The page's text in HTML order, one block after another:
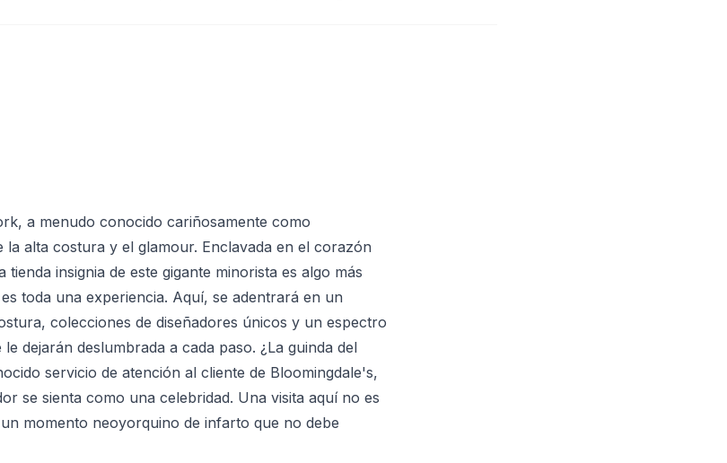
a menudo conocido cariñosamente como
la alta costura y el glamour. Enclavada en el corazón
insignia de este gigante minorista es algo más
toda una experiencia. Aquí, se adentrará en un
colecciones de diseñadores únicos y un espectro
dejarán deslumbrada a cada paso. ¿La guinda del
servicio de atención al cliente de Bloomingdale's,
se sienta como una celebridad. Una visita aquí no es
momento neoyorquino de infarto que no debe